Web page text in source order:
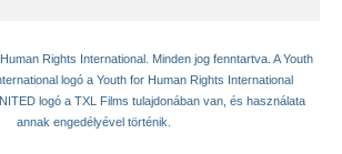
Rights International. Minden jog fenntartva. A Youth
logó a Youth for Human Rights International
logó a TXL Films tulajdonában van, és használata
annak engedélyével történik.